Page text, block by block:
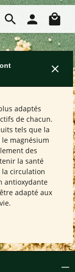
adaptés
de chacun.
tels que la
magnésium
des
la santé
circulation
antioxydante
adapté aux